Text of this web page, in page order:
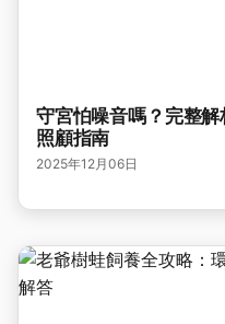
守宮怕噪音嗎？完整
照顧指南
2025年12月06日